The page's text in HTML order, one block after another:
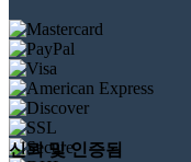
신뢰 및 인증됨